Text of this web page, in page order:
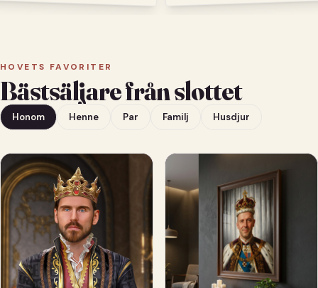
HOVETS FAVORITER
Bästsäljare från slottet
Honom Henne Par Familj Husdjur